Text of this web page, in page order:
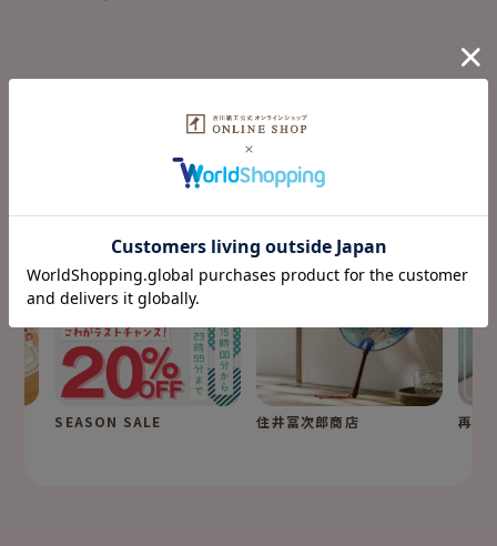
特集コンテンツ
SPECIAL
SEASON SALE 住井冨次郎商店 再入